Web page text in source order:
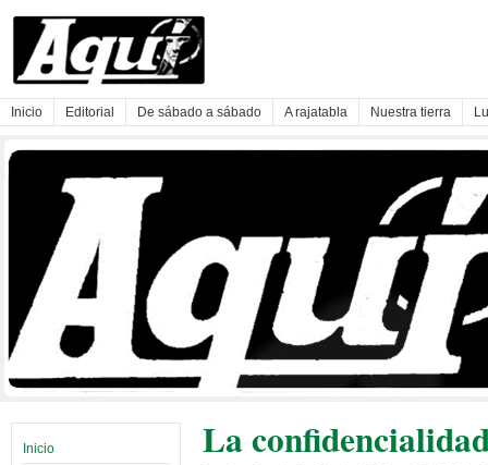
Inicio Editorial De sábado a sábado A rajatabla Nuestra tierra
Inicio
La